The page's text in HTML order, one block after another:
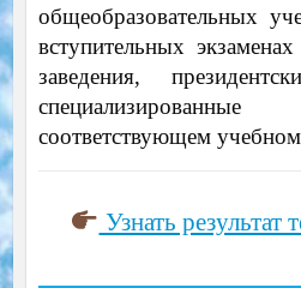
общеобразовательных
вступительных
заведения,
соответствующем
Узнать результат